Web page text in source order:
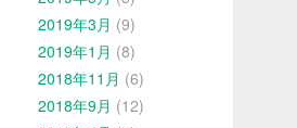
2019年3月 (9)
2019年1月 (8)
2018年11月 (6)
2018年9月 (12)